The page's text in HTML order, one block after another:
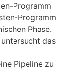
Programm
Programm
Phase.
das
Pipeline zu